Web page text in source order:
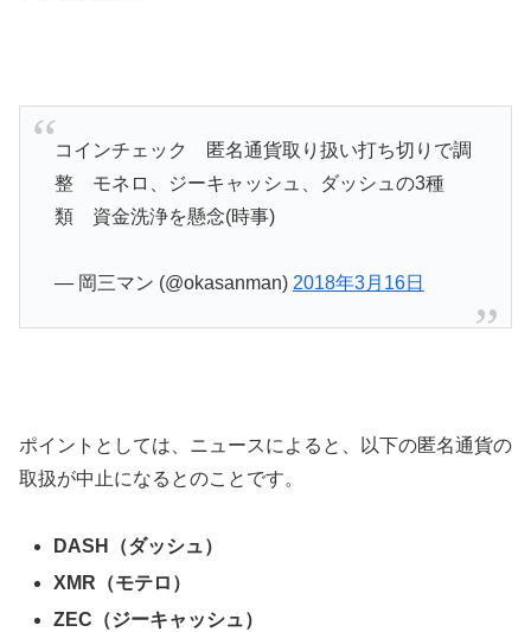
コインチェック 匿名通貨取り扱い打ち切りで調
整 モネロ、ジーキャッシュ、ダッシュの3種
類 資金洗浄を懸念(時事)
— 岡三マン (@okasanman) 2018年3月16日
ポイントとしては、ニュースによると、以下の匿名通貨の
取扱が中止になるとのことです。
DASH（ダッシュ）
XMR（モテロ）
ZEC（ジーキャッシュ）